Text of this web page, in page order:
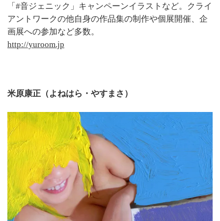
「#音ジェニック」キャンペーンイラストなど。クライ
アントワークの他自身の作品集の制作や個展開催、企
画展への参加など多数。
http://yuroom.jp
米原康正（よねはら・やすまさ）